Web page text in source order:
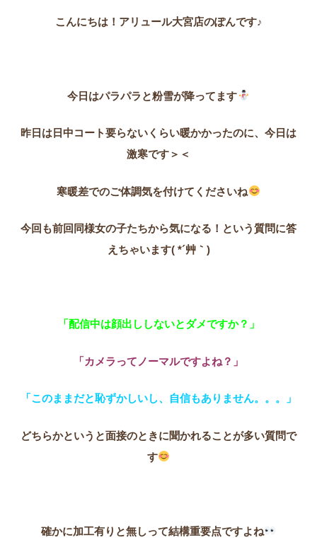
こんにちは！アリュール大宮店のぽんです♪
今日はパラパラと粉雪が降ってます
昨日は日中コート要らないくらい暖かかったのに、今日は
激寒です＞＜
寒暖差でのご体調気を付けてくださいね
今回も前回同様女の子たちから気になる！という質問に答
えちゃいます( *´艸｀)
「配信中は顔出ししないとダメですか？」
「カメラってノーマルですよね？」
「このままだと恥ずかしいし、自信もありません。。。」
どちらかというと面接のときに聞かれることが多い質問で
す
確かに加工有りと無しって結構重要点ですよね